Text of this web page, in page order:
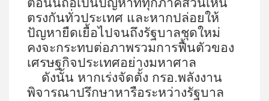
ตอนนี้ถือเป็นปัญหาที่ทุกภาคส่วนเห็น
ตรงกันทั่วประเทศ และหากปล่อยให้
ปัญหายืดเยื้อไปจนถึงรัฐบาลชุดใหม่
คงจะกระทบต่อภาพรวมการฟื้นตัวของ
เศรษฐกิจประเทศอย่างมหาศาล
ดังนั้น หากเร่งจัดตั้ง กรอ.พลังงาน
พิจารณาปรึกษาหารือระหว่างรัฐบาล